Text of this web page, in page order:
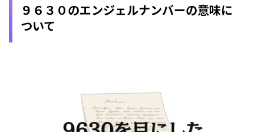
９６３０のエンジェルナンバーの意味に
ついて